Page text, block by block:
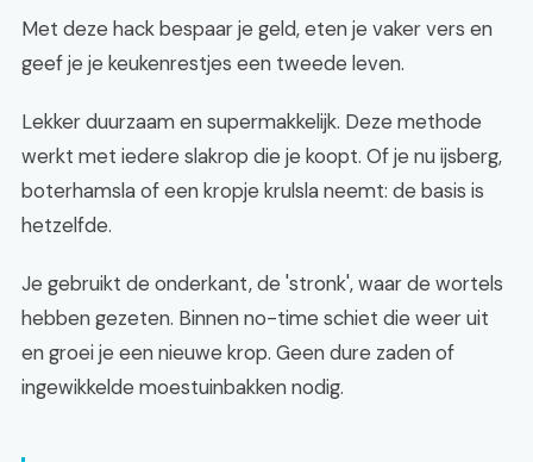
Met deze hack bespaar je geld, eten je vaker vers en
geef je je keukenrestjes een tweede leven.
Lekker duurzaam en supermakkelijk. Deze methode
werkt met iedere slakrop die je koopt. Of je nu ijsberg,
boterhamsla of een kropje krulsla neemt: de basis is
hetzelfde.
Je gebruikt de onderkant, de 'stronk', waar de wortels
hebben gezeten. Binnen no-time schiet die weer uit
en groei je een nieuwe krop. Geen dure zaden of
ingewikkelde moestuinbakken nodig.